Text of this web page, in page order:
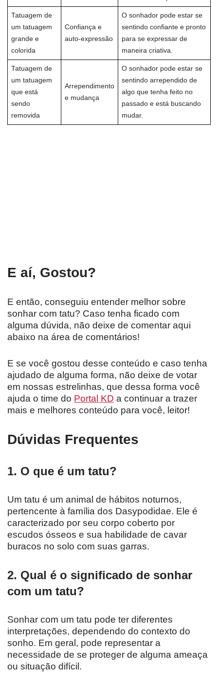
Tatuagem de
um tatuagem
grande e
colorida
Confiança e
auto-expressão
O sonhador pode estar se
sentindo confiante e pronto
para se expressar de
maneira criativa.
Tatuagem de
um tatuagem
que está
sendo
removida
Arrependimento
e mudança
O sonhador pode estar se
sentindo arrependido de
algo que tenha feito no
passado e está buscando
mudar.
E aí, Gostou?
E então, conseguiu entender melhor sobre
sonhar com tatu? Caso tenha ficado com
alguma dúvida, não deixe de comentar aqui
abaixo na área de comentários!
E se você gostou desse conteúdo e caso tenha
ajudado de alguma forma, não deixe de votar
em nossas estrelinhas, que dessa forma você
ajuda o time do Portal KD a continuar a trazer
mais e melhores conteúdo para você, leitor!
Dúvidas Frequentes
1. O que é um tatu?
Um tatu é um animal de hábitos noturnos,
pertencente à família dos Dasypodidae. Ele é
caracterizado por seu corpo coberto por
escudos ósseos e sua habilidade de cavar
buracos no solo com suas garras.
2. Qual é o significado de sonhar
com um tatu?
Sonhar com um tatu pode ter diferentes
interpretações, dependendo do contexto do
sonho. Em geral, pode representar a
necessidade de se proteger de alguma ameaça
ou situação difícil.